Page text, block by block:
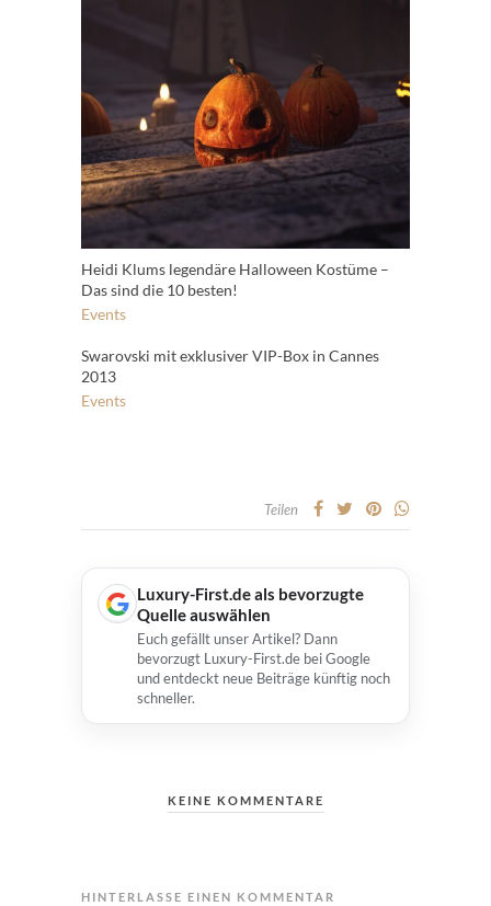
Heidi Klums legendäre Halloween Kostüme –
Das sind die 10 besten!
Events
Swarovski mit exklusiver VIP-Box in Cannes
2013
Events
Teilen
Luxury-First.de als bevorzugte
Quelle auswählen
Euch gefällt unser Artikel? Dann
bevorzugt Luxury-First.de bei Google
und entdeckt neue Beiträge künftig noch
schneller.
KEINE KOMMENTARE
HINTERLASSE EINEN KOMMENTAR